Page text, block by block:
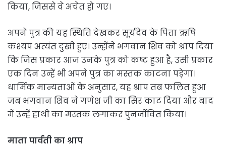
किया, जिससे वे अचेत हो गए।
अपने पुत्र की यह स्थिति देखकर सूर्यदेव के पिता ऋषि
कश्यप अत्यंत दुखी हुए। उन्होंने भगवान शिव को श्राप दिया
कि जिस प्रकार आज उनके पुत्र को कष्ट हुआ है, उसी प्रकार
एक दिन उन्हें भी अपने पुत्र का मस्तक काटना पड़ेगा।
धार्मिक मान्यताओं के अनुसार, यह श्राप तब फलित हुआ
जब भगवान शिव ने गणेश जी का सिर काट दिया और बाद
में उन्हें हाथी का मस्तक लगाकर पुनर्जीवित किया।
माता पार्वती का श्राप